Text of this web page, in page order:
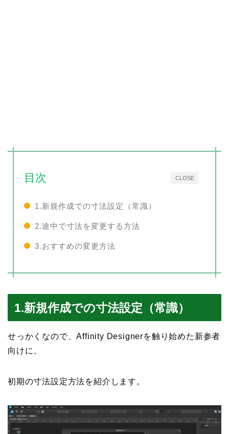
CLOSE
目次
1.新規作成での寸法設定（常識）
2.途中で寸法を変更する方法
3.おすすめの変更方法
1.新規作成での寸法設定（常識）
せっかくなので、Affinity Designerを触り始めた新参者
向けに、
初期の寸法設定方法を紹介します。